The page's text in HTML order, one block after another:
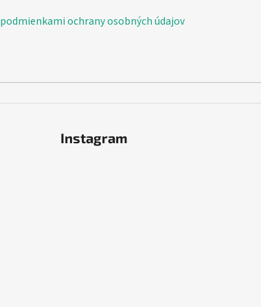
podmienkami ochrany osobných údajov
Instagram